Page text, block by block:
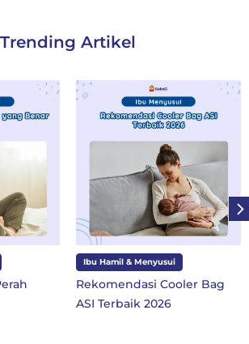
Trending Artikel
Bag
Ibu dan Anak
10 Perlengkapan Sekolah
SD Kelas 1 di Tahun Ajaran